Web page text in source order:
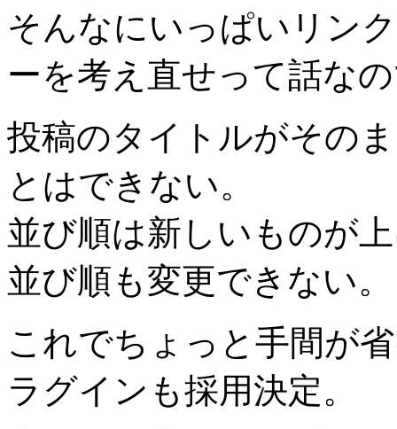
そんなにいっぱいリン
ーを考え直せって話な
投稿のタイトルがその
とはできない。
並び順は新しいものが
並び順も変更できない。
これでちょっと手間が
ラグインも採用決定。